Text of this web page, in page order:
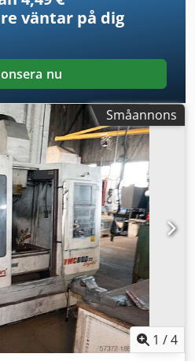
väntar på dig
nu
Småannons
1 /4